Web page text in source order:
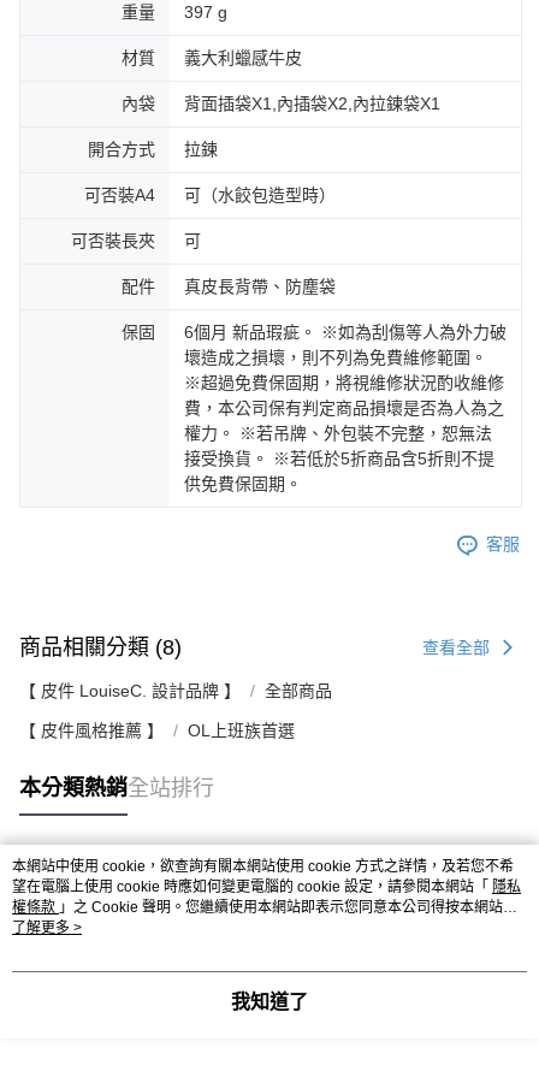
重量 397 g
材質 義大利蠟感牛皮
內袋 背面插袋X1,內插袋X2,內拉鍊袋X1
開合方式 拉鍊
可否裝A4 可（水餃包造型時）
可否裝長夾 可
配件 真皮長背帶、防塵袋
保固
6個月 新品瑕疵。 ※如為刮傷等人為外力破
壞造成之損壞，則不列為免費維修範圍。
※超過免費保固期，將視維修狀況酌收維修
費，本公司保有判定商品損壞是否為人為之
權力。 ※若吊牌、外包裝不完整，恕無法
接受換貨。 ※若低於5折商品含5折則不提
供免費保固期。
客服
商品相關分類 (8) 查看全部
【 皮件 LouiseC. 設計品牌 】 全部商品
【 皮件風格推薦 】 OL上班族首選
本分類熱銷全站排行
熱門標籤
本網站中使用 cookie，欲查詢有關本網站使用 cookie 方式之詳情，及若您不希
望在電腦上使用 cookie 時應如何變更電腦的 cookie 設定，請參閱本網站「 隱私
權條款 」之 Cookie 聲明。您繼續使用本網站即表示您同意本公司得按本網站使
用條款之 Cookie 聲明使用 cookie。
了解更多 >
我知道了